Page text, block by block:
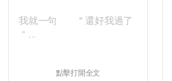
我就一句 ＂還好我過了
＂...
點擊打開全文